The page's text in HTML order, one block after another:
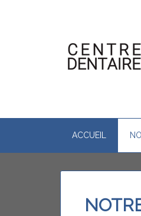
ACCUEIL